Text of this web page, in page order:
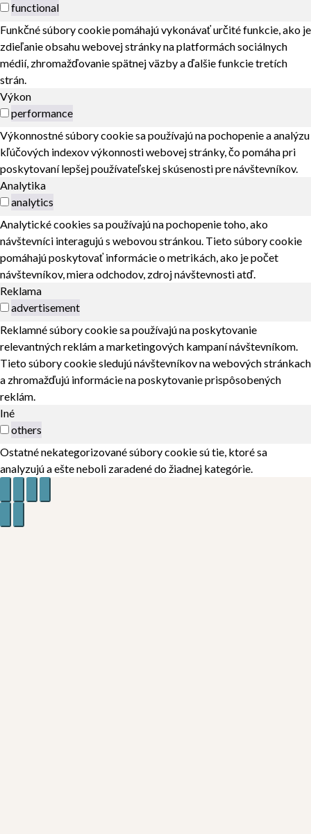
functional
Funkčné súbory cookie pomáhajú vykonávať určité funkcie, ako je
zdieľanie obsahu webovej stránky na platformách sociálnych
médií, zhromažďovanie spätnej väzby a ďalšie funkcie tretích
strán.
Výkon
performance
Výkonnostné súbory cookie sa používajú na pochopenie a analýzu
kľúčových indexov výkonnosti webovej stránky, čo pomáha pri
poskytovaní lepšej používateľskej skúsenosti pre návštevníkov.
Analytika
analytics
Analytické cookies sa používajú na pochopenie toho, ako
návštevníci interagujú s webovou stránkou. Tieto súbory cookie
pomáhajú poskytovať informácie o metrikách, ako je počet
návštevníkov, miera odchodov, zdroj návštevnosti atď.
Reklama
advertisement
Reklamné súbory cookie sa používajú na poskytovanie
relevantných reklám a marketingových kampaní návštevníkom.
Tieto súbory cookie sledujú návštevníkov na webových stránkach
a zhromažďujú informácie na poskytovanie prispôsobených
reklám.
Iné
others
Ostatné nekategorizované súbory cookie sú tie, ktoré sa
analyzujú a ešte neboli zaradené do žiadnej kategórie.